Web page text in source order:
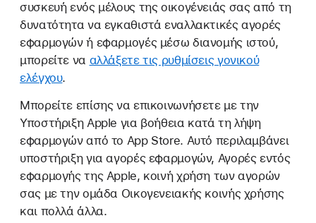
συσκευή ενός μέλους της οικογένειάς σας από τη
δυνατότητα να εγκαθιστά εναλλακτικές αγορές
εφαρμογών ή εφαρμογές μέσω διανομής ιστού,
μπορείτε να αλλάξετε τις ρυθμίσεις γονικού
ελέγχου.
Μπορείτε επίσης να επικοινωνήσετε με την
Υποστήριξη Apple για βοήθεια κατά τη λήψη
εφαρμογών από το App Store. Αυτό περιλαμβάνει
υποστήριξη για αγορές εφαρμογών, Αγορές εντός
εφαρμογής της Apple, κοινή χρήση των αγορών
σας με την ομάδα Οικογενειακής κοινής χρήσης
και πολλά άλλα.